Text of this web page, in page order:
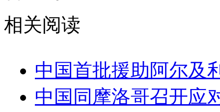
相关阅读
中国首批援助阿尔及
中国同摩洛哥召开应